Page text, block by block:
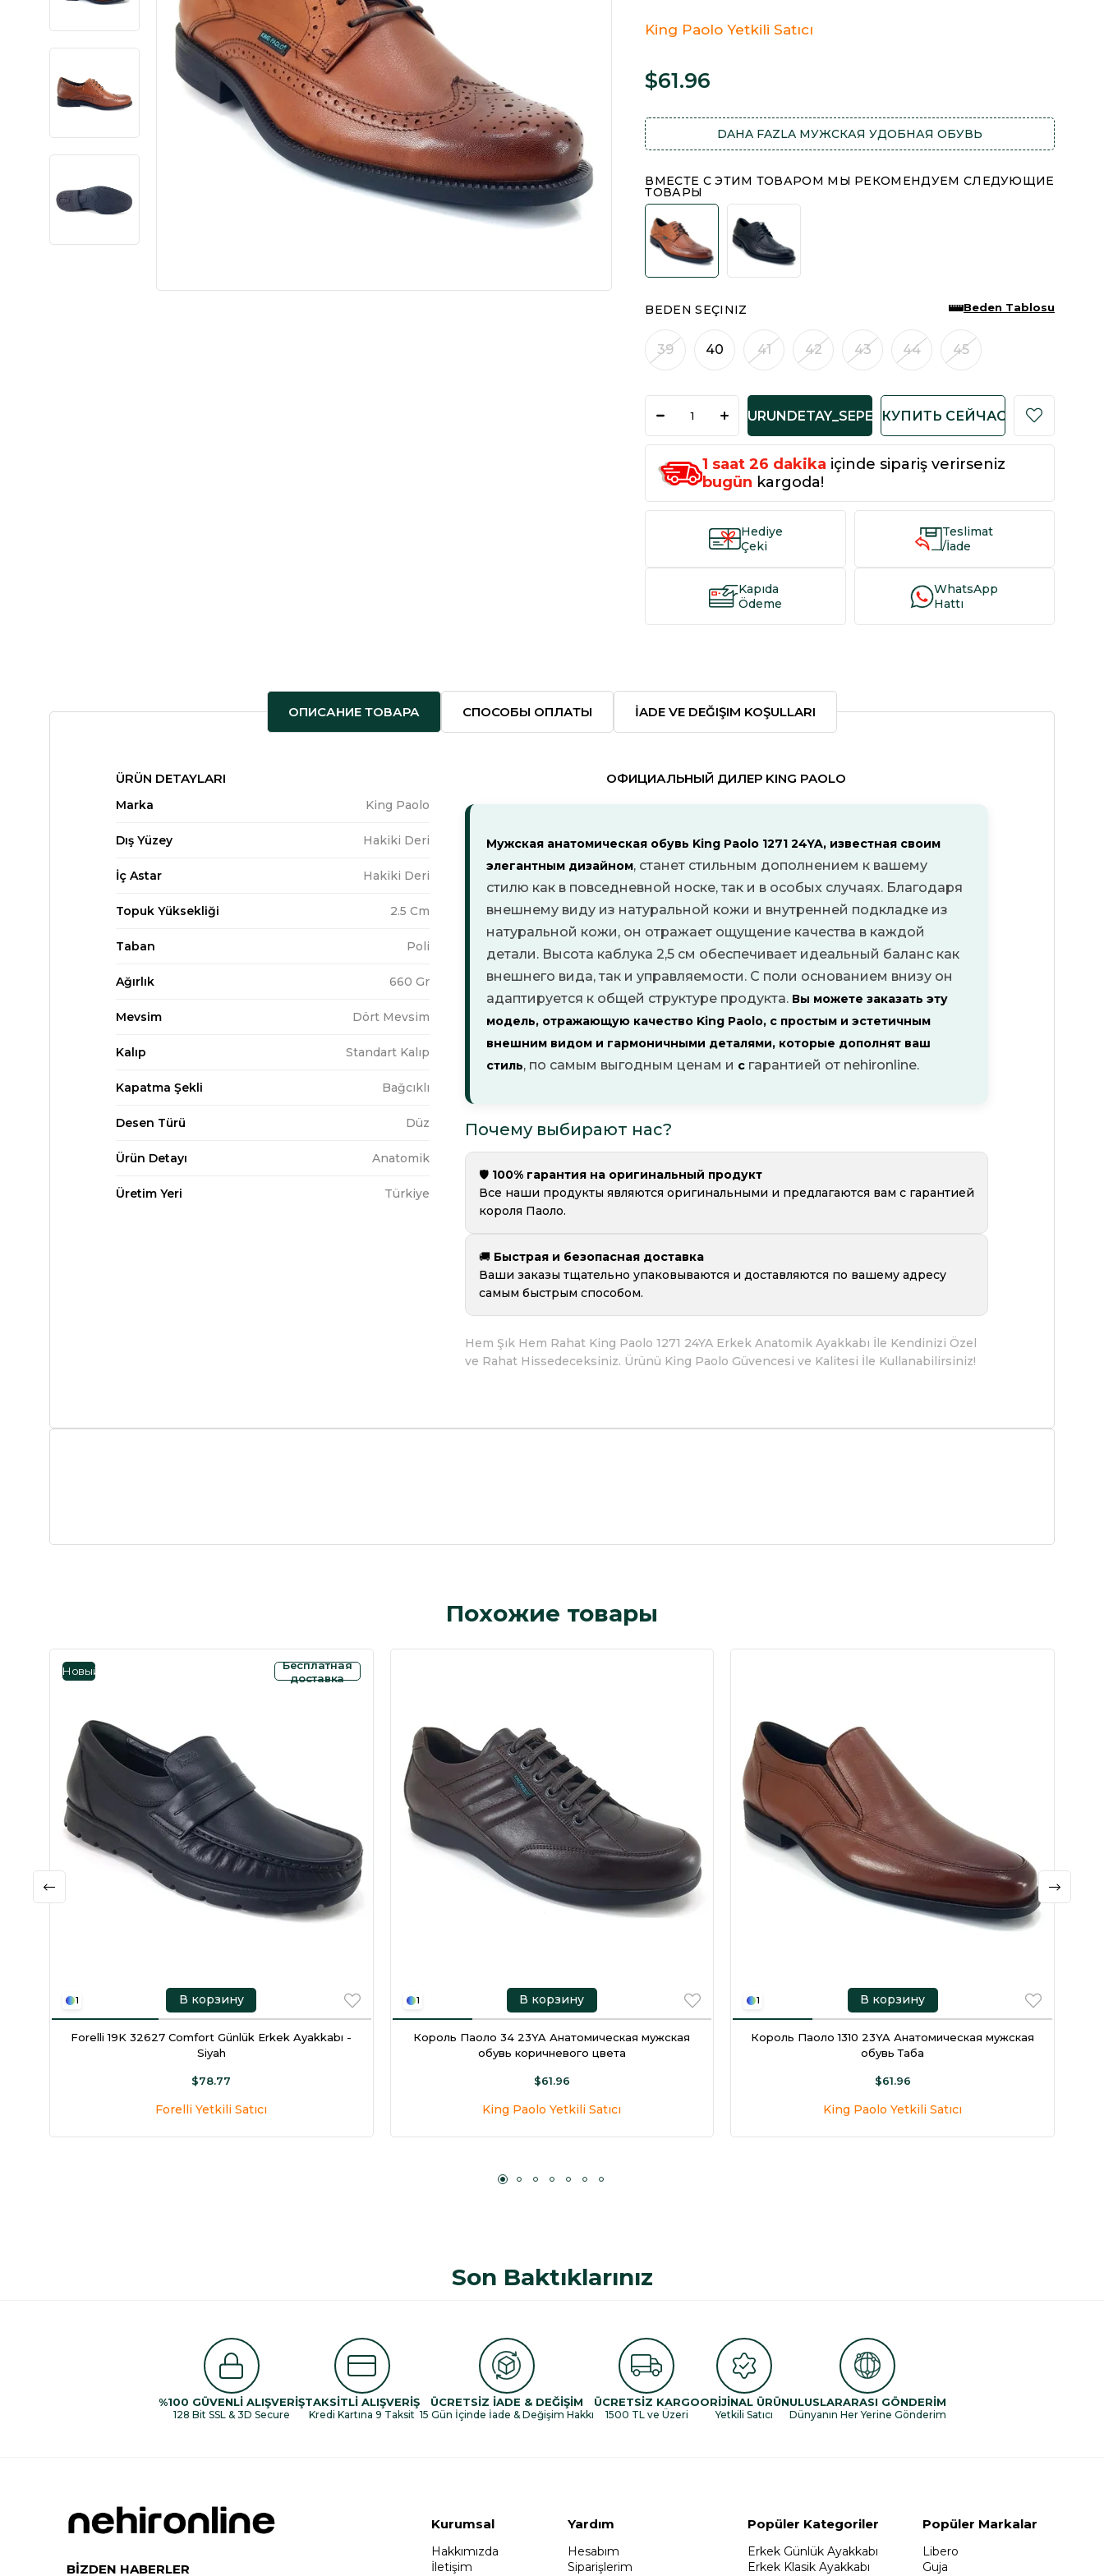
King Paolo Yetkili Satıcı
$61.96
DAHA FAZLA МУЖСКАЯ УДОБНАЯ ОБУВЬ
ВМЕСТЕ С ЭТИМ ТОВАРОМ МЫ РЕКОМЕНДУЕМ СЛЕДУЮЩИЕ
ТОВАРЫ
BEDEN SEÇINIZ
39 40 41 42 43 44 45
Beden Tablosu
1 saat 26 dakika içinde sipariş verirseniz
bugün kargoda!
Hediye
Çeki
Teslimat
/İade
Kapıda
Ödeme
WhatsApp
Hattı
ОПИСАНИЕ ТОВАРА СПОСОБЫ ОПЛАТЫ İADE VE DEĞIŞIM KOŞULLARI
ÜRÜN DETAYLARI
Marka King Paolo
Dış Yüzey Hakiki Deri
İç Astar Hakiki Deri
Topuk Yüksekliği 2.5 Cm
Taban Poli
Ağırlık 660 Gr
Mevsim Dört Mevsim
Kalıp Standart Kalıp
Kapatma Şekli Bağcıklı
Desen Türü Düz
Ürün Detayı Anatomik
Üretim Yeri Türkiye
ОФИЦИАЛЬНЫЙ ДИЛЕР KING PAOLO
Мужская анатомическая обувь King Paolo 1271 24YA, известная своим
элегантным дизайном, станет стильным дополнением к вашему
стилю как в повседневной носке, так и в особых случаях. Благодаря
внешнему виду из натуральной кожи и внутренней подкладке из
натуральной кожи, он отражает ощущение качества в каждой
детали. Высота каблука 2,5 см обеспечивает идеальный баланс как
внешнего вида, так и управляемости. С поли основанием внизу он
адаптируется к общей структуре продукта. Вы можете заказать эту
модель, отражающую качество King Paolo, с простым и эстетичным
внешним видом и гармоничными деталями, которые дополнят ваш
стиль, по самым выгодным ценам и сгарантией от nehironline.
Почему выбирают нас?
🛡️ 100% гарантия на оригинальный продукт
Все наши продукты являются оригинальными и предлагаются вам с гарантией
короля Паоло.
🚚 Быстрая и безопасная доставка
Ваши заказы тщательно упаковываются и доставляются по вашему адресу
самым быстрым способом.
Hem Şık Hem Rahat King Paolo 1271 24YA Erkek Anatomik Ayakkabı İle Kendinizi Özel
ve Rahat Hissedeceksiniz. Ürünü King Paolo Güvencesi ve Kalitesi İle Kullanabilirsiniz!
Похожие товары
1
Forelli 19K 32627 Comfort Günlük Erkek Ayakkabı -
Siyah
$78.77
Forelli Yetkili Satıcı
Новый
Бесплатная
доставка
В корзину 1
Король Паоло 34 23YA Анатомическая мужская
обувь коричневого цвета
$61.96
King Paolo Yetkili Satıcı
В корзину 1
Король Паоло 1310 23YA Анатомическая мужская
обувь Таба
$61.96
King Paolo Yetkili Satıcı
В корзину
Son Baktıklarınız
%100 GÜVENLİ ALIŞVERİŞ
128 Bit SSL & 3D Secure
TAKSİTLİ ALIŞVERİŞ
Kredi Kartına 9 Taksit
ÜCRETSİZ İADE & DEĞİŞİM
15 Gün İçinde İade & Değişim Hakkı
ÜCRETSİZ KARGO
1500 TL ve Üzeri
ORİJİNAL ÜRÜN
Yetkili Satıcı
ULUSLARARASI GÖNDERİM
Dünyanın Her Yerine Gönderim
BİZDEN HABERLER
Kurumsal
Hakkımızda
İletişim
Yardım
Hesabım
Siparişlerim
Popüler Kategoriler
Erkek Günlük Ayakkabı
Erkek Klasik Ayakkabı
Popüler Markalar
Libero
Guja